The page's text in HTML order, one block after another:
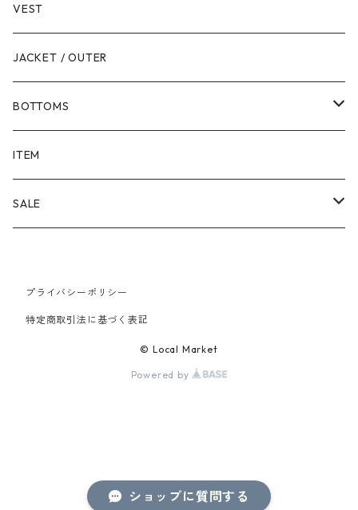
ショップに質問する
VEST
JACKET / OUTER
BOTTOMS
SHORTS
PANTS
ITEM
SALE
PANTS
プライバシーポリシー
特定商取引法に基づく表記
© Local Market
Powered by